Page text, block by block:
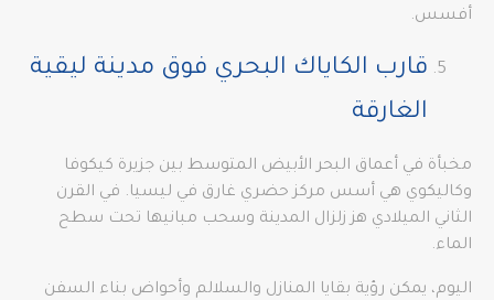
أفسس.
قارب الكاياك البحري فوق مدينة ليقية
الغارقة
مخبأة في أعماق البحر الأبيض المتوسط بين جزيرة كيكوفا
وكاليكوي هي أسس مركز حضري غارق في ليسيا. في القرن
الثاني الميلادي هز زلزال المدينة وسحب مبانيها تحت سطح
الماء.
اليوم، يمكن رؤية بقايا المنازل والسلالم وأحواض بناء السفن